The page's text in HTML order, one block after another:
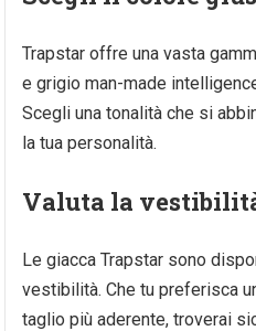
Trapstar offre una vasta
e grigio man-made
Scegli una tonalità che si
la tua personalità.
Valuta la
Le giacca Trapstar sono
vestibilità. Che tu preferisca
taglio più aderente, troverai